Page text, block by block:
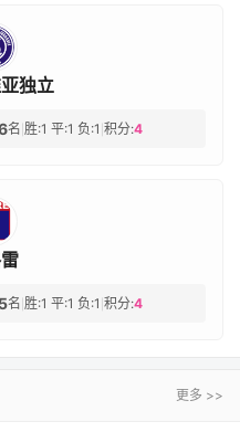
独立
名 胜:1 平:1 负:1 积分:4
名 胜:1 平:1 负:1 积分:4
更多 >>